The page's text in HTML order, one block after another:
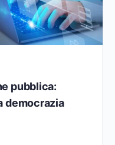
pubblica:
democrazia